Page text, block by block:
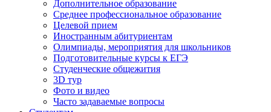
Дополнительное образование
Среднее профессиональное образование
Целевой прием
Иностранным абитуриентам
Олимпиады, мероприятия для школьников
Подготовительные курсы к ЕГЭ
Студенческие общежития
3D тур
Фото и видео
Часто задаваемые вопросы